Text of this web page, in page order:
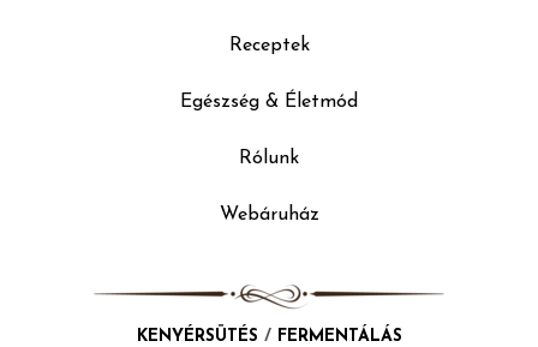
Receptek
Egészség & Életmód
Rólunk
Webáruház
KENYÉRSÜTÉS / FERMENTÁLÁS